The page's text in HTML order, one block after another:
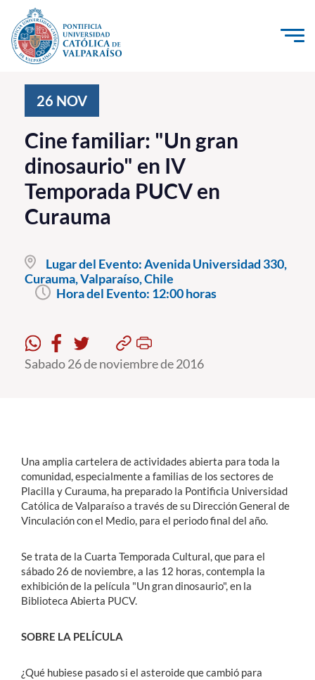
Click acá para ir directamente al contenido
Investigación, Creación e Innovación
PUCV Internacional
Vinculación con el Medio
Admisión
Pregrado
Postgrado
Estudiantes
English
26 NOV
Cine familiar: "Un gran
dinosaurio" en IV
Temporada PUCV en
Curauma
Lugar del Evento:Avenida Universidad 330,
Curauma, Valparaíso, Chile
Hora del Evento: 12:00 horas
Sabado 26 de noviembre de 2016
Una amplia cartelera de actividades abierta para toda la
comunidad, especialmente a familias de los sectores de
Placilla y Curauma, ha preparado la Pontificia Universidad
Católica de Valparaíso a través de su Dirección General de
Vinculación con el Medio, para el periodo final del año.
Se trata de la Cuarta Temporada Cultural, que para el
sábado 26 de noviembre, a las 12 horas, contempla la
exhibición de la película "Un gran dinosaurio", en la
Biblioteca Abierta PUCV.
SOBRE LA PELÍCULA
¿Qué hubiese pasado si el asteroide que cambió para